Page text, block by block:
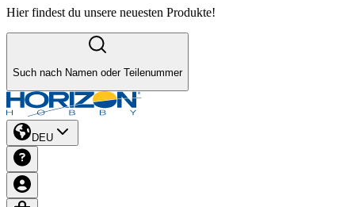
Hier findest du unsere neuesten Produkte!
Such nach Namen oder Teilenummer
DEU